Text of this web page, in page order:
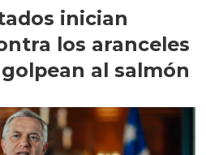
inician
los aranceles
al salmón